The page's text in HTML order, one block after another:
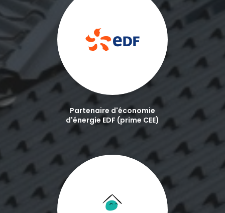
Partenaire d'économie
d'énergie EDF (prime CEE)